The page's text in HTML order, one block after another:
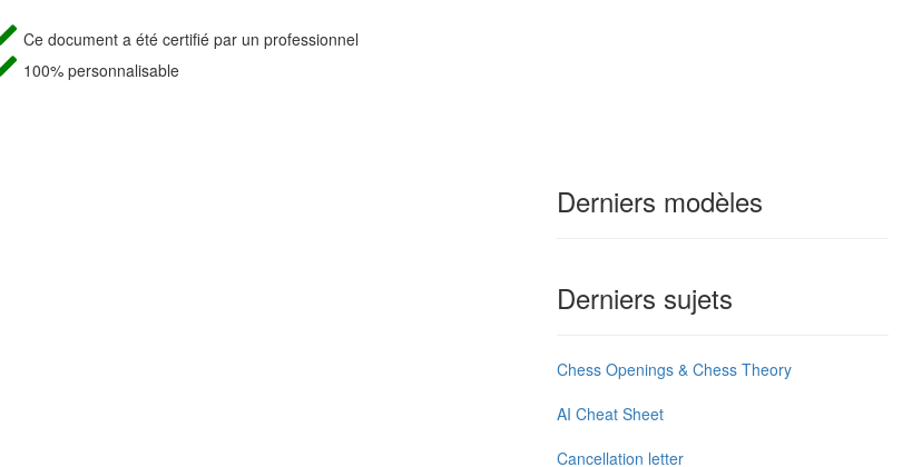
Ce document a été certifié par un professionnel
100% personnalisable
Derniers modèles
Derniers sujets
Chess Openings & Chess Theory
AI Cheat Sheet
Cancellation letter